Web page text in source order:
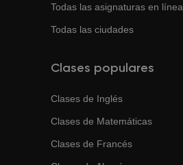
Todas las asignaturas en línea
Todas las ciudades
Clases populares
Clases de Inglés
Clases de Matemáticas
Clases de Francés